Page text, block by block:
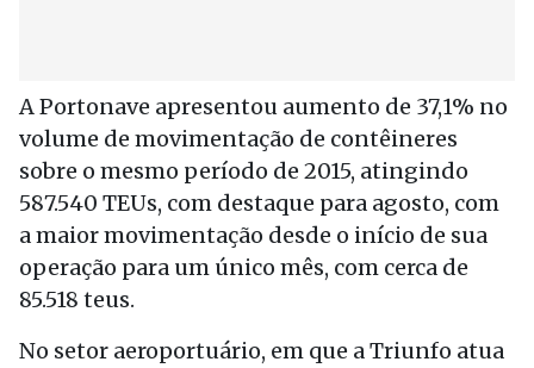
A Portonave apresentou aumento de 37,1% no
volume de movimentação de contêineres
sobre o mesmo período de 2015, atingindo
587.540 TEUs, com destaque para agosto, com
a maior movimentação desde o início de sua
operação para um único mês, com cerca de
85.518 teus.
No setor aeroportuário, em que a Triunfo atua